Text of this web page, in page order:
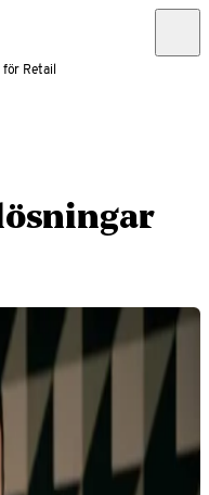
Retail